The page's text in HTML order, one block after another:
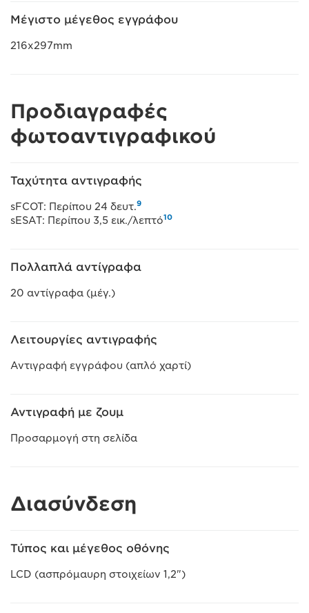
Μέγιστο μέγεθος εγγράφου
216x297mm
Προδιαγραφές
φωτοαντιγραφικού
Ταχύτητα αντιγραφής
sFCOT: Περίπου 24 δευτ.9
sESAT: Περίπου 3,5 εικ./λεπτό10
Πολλαπλά αντίγραφα
20 αντίγραφα (μέγ.)
Λειτουργίες αντιγραφής
Αντιγραφή εγγράφου (απλό χαρτί)
Αντιγραφή με ζουμ
Προσαρμογή στη σελίδα
Διασύνδεση
Τύπος και μέγεθος οθόνης
LCD (ασπρόμαυρη στοιχείων 1,2")